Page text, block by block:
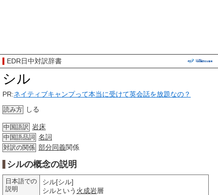
EDR日中対訳辞書
シル
PR:ネイティブキャンプって本当に受けて英会話を放題なの？
読み方 しる
中国語訳 岩床
中国語品詞 名詞
対訳の関係 部分同義関係
シルの概念の説明
日本語での
説明
シル[シル]
シルという 火成岩層